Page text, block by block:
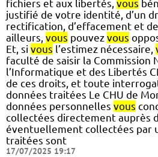
fichiers et aux libertés, vous
justifié de votre identité, d’un
rectification, d’effacement et
ailleurs, vous pouvez vous
Et, si vous l’estimez nécessaire,
faculté de saisir la Commission
l’Informatique et des Libertés
de ces droits, et toute
données traitées Le CHU de
données personnelles vous
collectées directement auprès
éventuellement collectées par
traitées sont
17/07/2025 19:17